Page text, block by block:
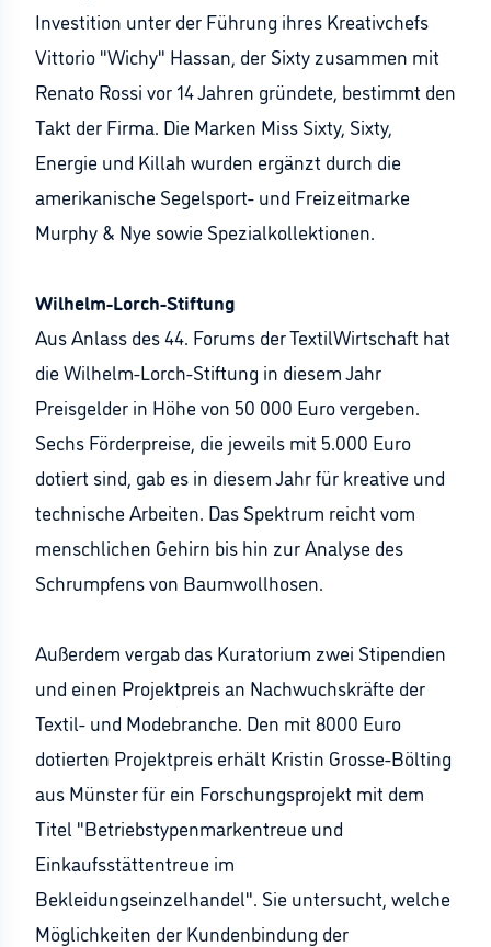
Investition unter der Führung ihres Kreativchefs
Vittorio "Wichy" Hassan, der Sixty zusammen mit
Renato Rossi vor 14 Jahren gründete, bestimmt den
Takt der Firma. Die Marken Miss Sixty, Sixty,
Energie und Killah wurden ergänzt durch die
amerikanische Segelsport- und Freizeitmarke
Murphy & Nye sowie Spezialkollektionen.
Wilhelm-Lorch-Stiftung
Aus Anlass des 44. Forums der TextilWirtschaft hat
die Wilhelm-Lorch-Stiftung in diesem Jahr
Preisgelder in Höhe von 50 000 Euro vergeben.
Sechs Förderpreise, die jeweils mit 5.000 Euro
dotiert sind, gab es in diesem Jahr für kreative und
technische Arbeiten. Das Spektrum reicht vom
menschlichen Gehirn bis hin zur Analyse des
Schrumpfens von Baumwollhosen.
Außerdem vergab das Kuratorium zwei Stipendien
und einen Projektpreis an Nachwuchskräfte der
Textil- und Modebranche. Den mit 8000 Euro
dotierten Projektpreis erhält Kristin Grosse-Bölting
aus Münster für ein Forschungsprojekt mit dem
Titel "Betriebstypenmarkentreue und
Einkaufsstättentreue im
Bekleidungseinzelhandel". Sie untersucht, welche
Möglichkeiten der Kundenbindung der